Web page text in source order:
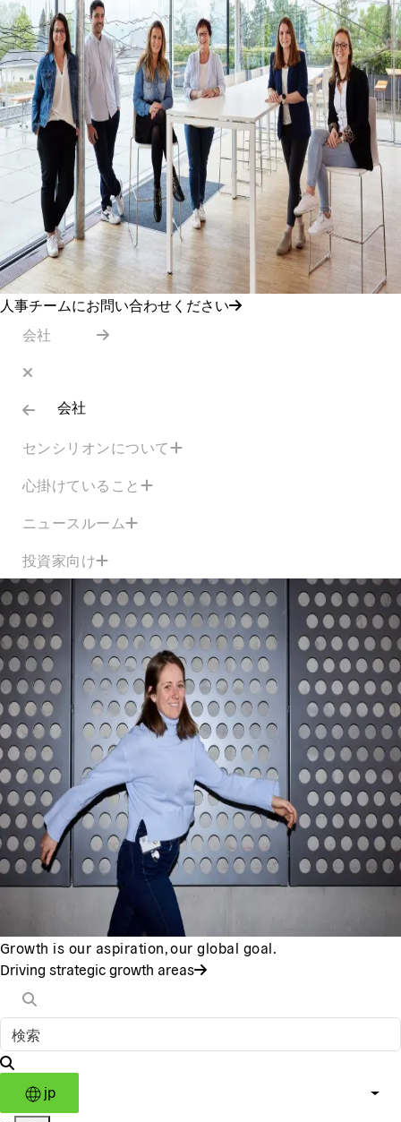
人事チームにお問い合わせください
会社
会社
センシリオンについて
心掛けていること
ニュースルーム
投資家向け
Growth is our aspiration, our global goal.
Driving strategic growth areas
jp